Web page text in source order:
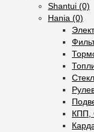
Shantui (0)
Hania (0)
КПП,